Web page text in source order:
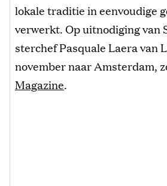
lokale traditie in eenvoudige
verwerkt. Op uitnodiging van
sterchef Pasquale Laera van
november naar Amsterdam,
Magazine.